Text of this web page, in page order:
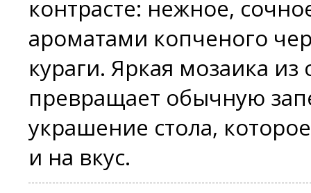
контрасте: нежное,
ароматами копченого
кураги. Яркая мозаика из
превращает обычную
украшение стола,
и на вкус.